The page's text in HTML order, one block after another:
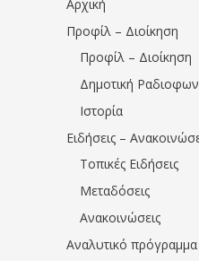
Αρχική
Προφίλ – Διοίκηση
Προφίλ – Διοίκηση
Δημοτική
Ιστορία
Ειδήσεις –
Τοπικές Ειδήσεις
Μεταδόσεις
Ανακοινώσεις
Αναλυτικό πρόγραμμα